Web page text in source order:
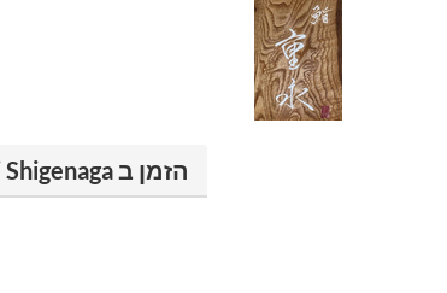
הזמן ב Sushi Shigenaga